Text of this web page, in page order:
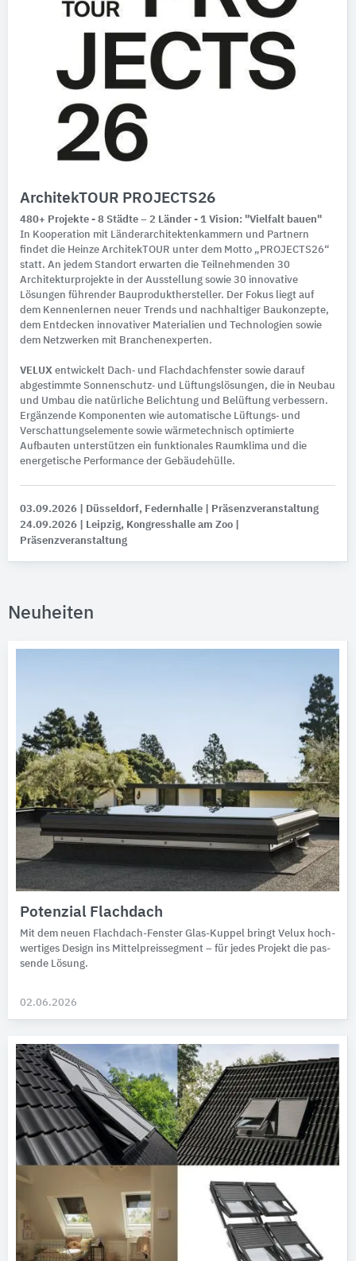
ArchitekTOUR PROJECTS26
480+ Projekte - 8 Städte – 2 Länder - 1 Vision: "Vielfalt bauen"
In Kooperation mit Länderarchitektenkammern und Partnern
findet die Heinze ArchitekTOUR unter dem Motto „PROJECTS26“
statt. An jedem Standort erwarten die Teilnehmenden 30
Architekturprojekte in der Ausstellung sowie 30 innovative
Lösungen führender Bauprodukthersteller. Der Fokus liegt auf
dem Kennenlernen neuer Trends und nachhaltiger Baukonzepte,
dem Entdecken innovativer Materialien und Technologien sowie
dem Netzwerken mit Branchenexperten.
VELUX entwickelt Dach‑ und Flachdachfenster sowie darauf
abgestimmte Sonnenschutz‑ und Lüftungslösungen, die in Neubau
und Umbau die natürliche Belichtung und Belüftung verbessern.
Ergänzende Komponenten wie automatische Lüftungs‑ und
Verschattungselemente sowie wärmetechnisch optimierte
Aufbauten unterstützen ein funktionales Raumklima und die
energetische Performance der Gebäudehülle.
03.09.2026 | Düsseldorf, Federnhalle
| Präsenzveranstaltung
24.09.2026
| Leipzig, Kongresshalle am Zoo
Präsenzveranstaltung
Neuheiten
Potenzial Flachdach
Mit dem neuen Flachdach-Fenster Glas-Kuppel bringt Velux hoch­
wer­tiges Design ins Mittel­preis­seg­ment – für jedes Pro­jekt die pas­
sende Lösung.
02.06.2026